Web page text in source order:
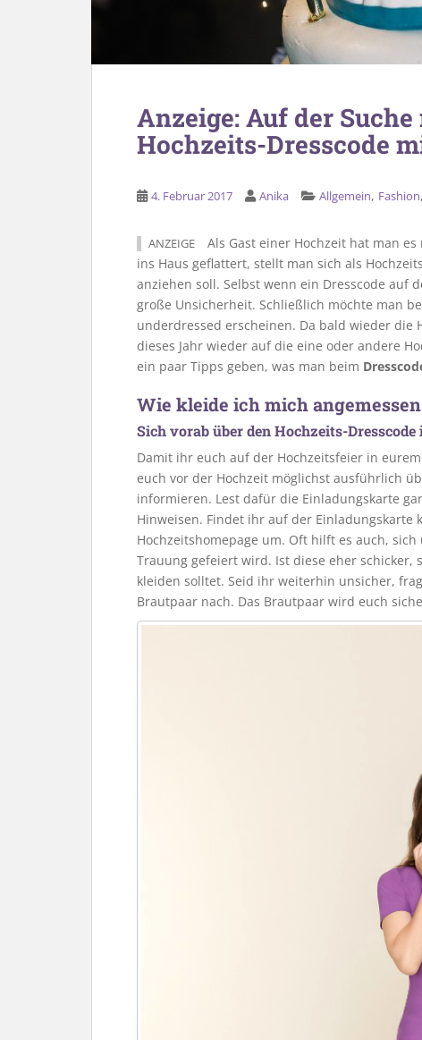
Anzeige: Auf der
Hochzeits-Dresscode
4. Februar 2017 Anika Allgemein, Fashion,
ANZEIGE
Als Gast einer Hochzeit hat man
ins Haus geflattert, stellt man sich als
anziehen soll. Selbst wenn ein Dresscode auf
große Unsicherheit. Schließlich möchte man
underdressed erscheinen. Da bald wieder
dieses Jahr wieder auf die eine oder andere
ein paar Tipps geben, was man beim
Wie kleide ich mich
Sich vorab über den Hochzeits-
Damit ihr euch auf der Hochzeitsfeier in
euch vor der Hochzeit möglichst ausführlich
informieren. Lest dafür die Einladungskarte
Hinweisen. Findet ihr auf der Einladungskarte
Hochzeitshomepage um. Oft hilft es auch,
Trauung gefeiert wird. Ist diese eher
kleiden solltet. Seid ihr weiterhin unsicher,
Brautpaar nach. Das Brautpaar wird euch